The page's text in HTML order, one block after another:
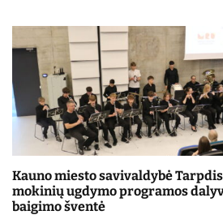
Kauno miesto savivaldybė
mokinių ugdymo programos
baigimo šventė